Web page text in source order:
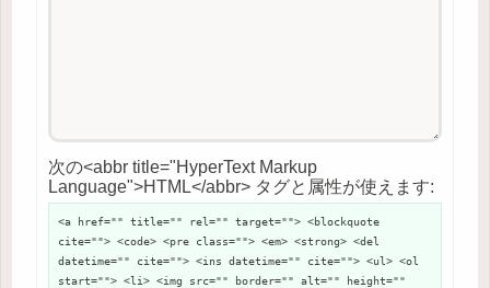
次の<abbr title="HyperText Markup
Language">HTML</abbr> タグと属性が使えます:
<a href="" title="" rel="" target=""> <blockquote
cite=""> <code> <pre class=""> <em> <strong> <del
datetime="" cite=""> <ins datetime="" cite=""> <ul> <ol
start=""> <li> <img src="" border="" alt="" height=""